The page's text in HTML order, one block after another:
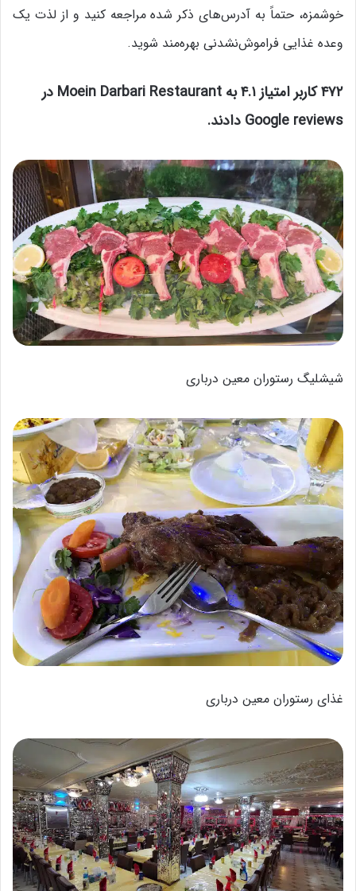
خوشمزه، حتماً به آدرس‌های ذکر شده مراجعه کنید و از لذت یک
وعده غذایی فراموش‌نشدنی بهره‌مند شوید.
۴۷۲ کاربر امتیاز ۴.۱ به Moein Darbari Restaurant در
Google reviews دادند.
شیشلیگ رستوران معین درباری
غذای رستوران معین درباری